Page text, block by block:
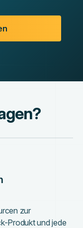
zur
Produkt und jede